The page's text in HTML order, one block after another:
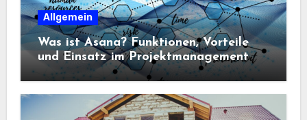
Allgemein
Was ist Asana? Funktionen, Vorteile
und Einsatz im Projektmanagement